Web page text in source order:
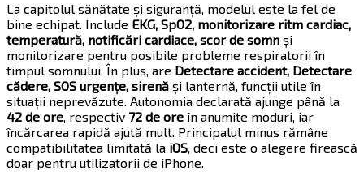
La capitolul sănătate și siguranță, modelul este la fel de
bine echipat. Include EKG, SpO2, monitorizare ritm cardiac,
temperatură, notificări cardiace, scor de somn și
monitorizare pentru posibile probleme respiratorii în
timpul somnului. În plus, are Detectare accident, Detectare
cădere, SOS urgențe, sirenă și lanternă, funcții utile în
situații neprevăzute. Autonomia declarată ajunge până la
42 de ore, respectiv 72 de ore în anumite moduri, iar
încărcarea rapidă ajută mult. Principalul minus rămâne
compatibilitatea limitată la iOS, deci este o alegere firească
doar pentru utilizatorii de iPhone.